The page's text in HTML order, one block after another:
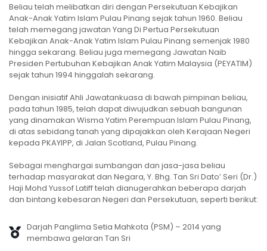
Beliau telah melibatkan diri dengan Persekutuan Kebajikan
Anak-Anak Yatim Islam Pulau Pinang sejak tahun 1960. Beliau
telah memegang jawatan Yang Di Pertua Persekutuan
Kebajikan Anak-Anak Yatim Islam Pulau Pinang semenjak 1980
hingga sekarang. Beliau juga memegang Jawatan Naib
Presiden Pertubuhan Kebajikan Anak Yatim Malaysia (PEYATIM)
sejak tahun 1994 hinggalah sekarang.
Dengan inisiatif Ahli Jawatankuasa di bawah pimpinan beliau,
pada tahun 1985, telah dapat diwujudkan sebuah bangunan
yang dinamakan Wisma Yatim Perempuan Islam Pulau Pinang,
di atas sebidang tanah yang dipajakkan oleh Kerajaan Negeri
kepada PKAYIPP, di Jalan Scotland, Pulau Pinang.
Sebagai menghargai sumbangan dan jasa-jasa beliau
terhadap masyarakat dan Negara, Y. Bhg. Tan Sri Dato’ Seri (Dr.)
Haji Mohd Yussof Latiff telah dianugerahkan beberapa darjah
dan bintang kebesaran Negeri dan Persekutuan, seperti berikut:
Darjah Panglima Setia Mahkota (PSM) – 2014 yang
membawa gelaran Tan Sri